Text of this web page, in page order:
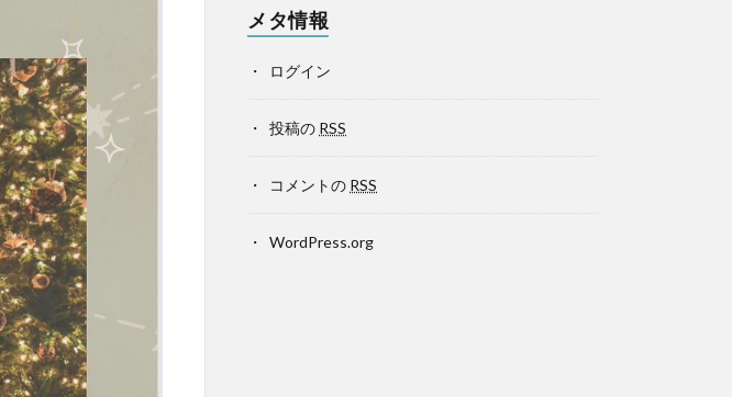
メタ情報
ログイン
投稿の RSS
コメントの RSS
WordPress.org